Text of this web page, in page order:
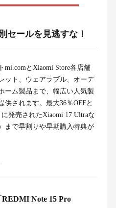
セールを見逃すな！
mi.comとXiaomi Store各店舗
ット、ウェアラブル、オーデ
ーム製品まで、幅広い人気製
供されます。最大36％OFFと
発売されたXiaomi 17 Ultraな
まで早割りや早期購入特典が
Note 15 Pro